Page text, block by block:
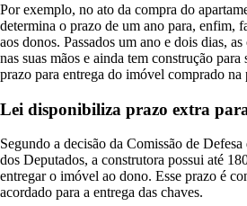
Por exemplo, no ato da compra do
determina o prazo de um ano para, enfim,
aos donos. Passados um ano e dois dias,
nas suas mãos e ainda tem construção
prazo para entrega do imóvel comprado na
Lei disponibiliza prazo extra
Segundo a decisão da Comissão de
dos Deputados, a construtora possui até
entregar o imóvel ao dono. Esse prazo é
acordado para a entrega das chaves.